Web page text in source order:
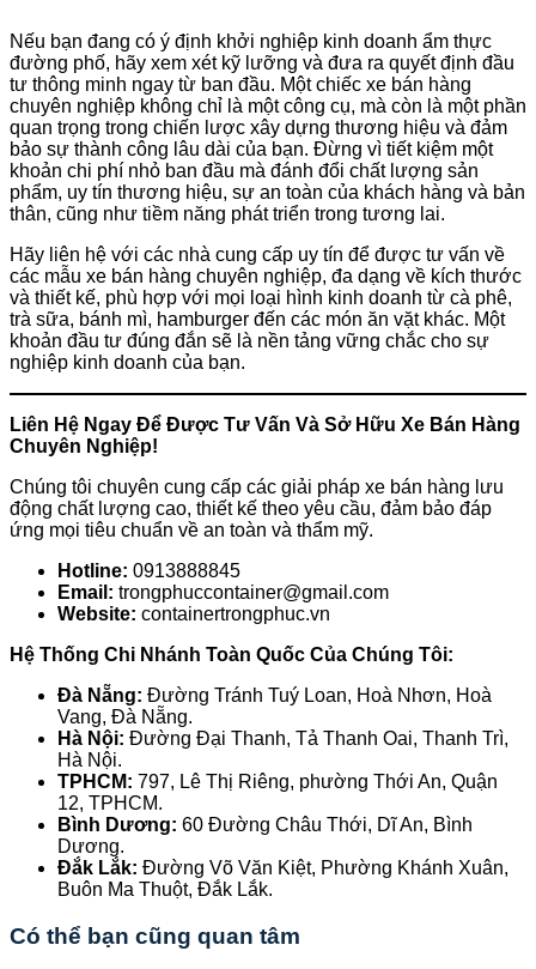
Nếu bạn đang có ý định khởi nghiệp kinh doanh ẩm thực
đường phố, hãy xem xét kỹ lưỡng và đưa ra quyết định đầu
tư thông minh ngay từ ban đầu. Một chiếc xe bán hàng
chuyên nghiệp không chỉ là một công cụ, mà còn là một phần
quan trọng trong chiến lược xây dựng thương hiệu và đảm
bảo sự thành công lâu dài của bạn. Đừng vì tiết kiệm một
khoản chi phí nhỏ ban đầu mà đánh đổi chất lượng sản
phẩm, uy tín thương hiệu, sự an toàn của khách hàng và bản
thân, cũng như tiềm năng phát triển trong tương lai.
Hãy liên hệ với các nhà cung cấp uy tín để được tư vấn về
các mẫu xe bán hàng chuyên nghiệp, đa dạng về kích thước
và thiết kế, phù hợp với mọi loại hình kinh doanh từ cà phê,
trà sữa, bánh mì, hamburger đến các món ăn vặt khác. Một
khoản đầu tư đúng đắn sẽ là nền tảng vững chắc cho sự
nghiệp kinh doanh của bạn.
Liên Hệ Ngay Để Được Tư Vấn Và Sở Hữu Xe Bán Hàng
Chuyên Nghiệp!
Chúng tôi chuyên cung cấp các giải pháp xe bán hàng lưu
động chất lượng cao, thiết kế theo yêu cầu, đảm bảo đáp
ứng mọi tiêu chuẩn về an toàn và thẩm mỹ.
Hotline: 0913888845
Email: trongphuccontainer@gmail.com
Website: containertrongphuc.vn
Hệ Thống Chi Nhánh Toàn Quốc Của Chúng Tôi:
Đà Nẵng: Đường Tránh Tuý Loan, Hoà Nhơn, Hoà
Vang, Đà Nẵng.
Hà Nội: Đường Đại Thanh, Tả Thanh Oai, Thanh Trì,
Hà Nội.
TPHCM: 797, Lê Thị Riêng, phường Thới An, Quận
12, TPHCM.
Bình Dương: 60 Đường Châu Thới, Dĩ An, Bình
Dương.
Đắk Lắk: Đường Võ Văn Kiệt, Phường Khánh Xuân,
Buôn Ma Thuột, Đắk Lắk.
Có thể bạn cũng quan tâm